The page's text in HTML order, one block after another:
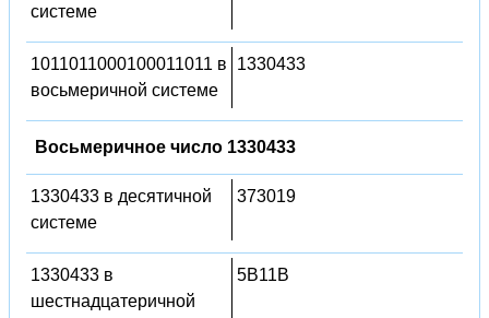
системе
1011011000100011011 в
восьмеричной системе
1330433
Восьмеричное число 1330433
1330433 в десятичной
системе
373019
1330433 в
шестнадцатеричной
5B11B